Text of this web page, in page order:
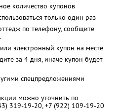
количество купонов
только один раз
по телефону, сообщите
электронный купон на месте
за 4 дня, иначе купон будет
спецпредложениями
можно уточнить по
319-19-20,+7 (922) 109-19-20